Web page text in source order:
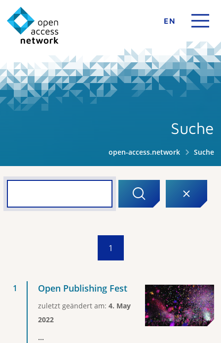
EN
Suche
open-access.network Suche
1
Open Publishing Fest
zuletzt geändert am: 4. May
2022
...